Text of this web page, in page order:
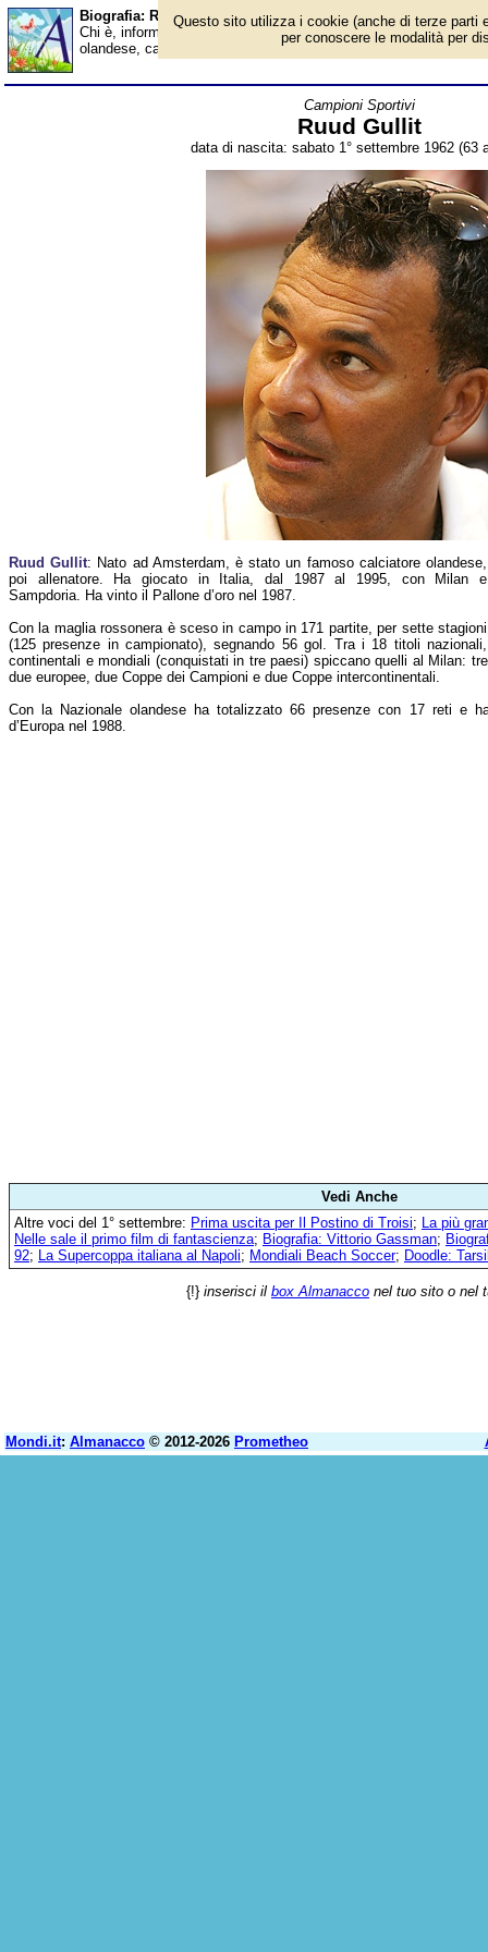
Biografia: Ruud Gullit - età - Almanacco
Chi è, informazioni, foto, qual è la data di nascita, età, dove è
olandese, campione europeo nel 1988, allenatore. Breve
Campioni Sportivi
Ruud Gullit
data di nascita: sabato 1° settembre 1962 (63
Ruud Gullit: Nato ad Amsterdam, è stato un famoso calciatore olandese,
poi allenatore. Ha giocato in Italia, dal 1987 al 1995, con Milan e
Sampdoria. Ha vinto il Pallone d’oro nel 1987.
Con la maglia rossonera è sceso in campo in 171 partite, per sette stagioni
(125 presenze in campionato), segnando 56 gol. Tra i 18 titoli nazionali,
continentali e mondiali (conquistati in tre paesi) spiccano quelli al Milan:
due europee, due Coppe dei Campioni e due Coppe intercontinentali.
Con la Nazionale olandese ha totalizzato 66 presenze con 17 reti e
d’Europa nel 1988.
Vedi Anche
Altre voci del 1° settembre: Prima uscita per Il Postino di Troisi; La più
Nelle sale il primo film di fantascienza; Biografia: Vittorio Gassman;
92; La Supercoppa italiana al Napoli; Mondiali Beach Soccer; Doodle:
{!} inserisci il box Almanacco nel tuo sito o nel
Mondi.it: Almanacco © 2012-2026 Prometheo
Questo sito utilizza i cookie (anche di terze parti
per conoscere le modalità per